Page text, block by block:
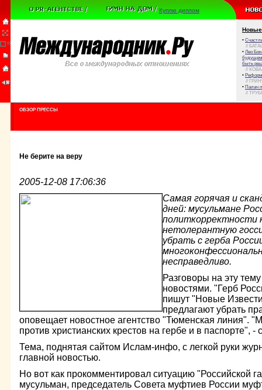
Куплю диплом
Новые
•
//
• Лео
будущем
быть
//
•
//
• Палач
//
ОБЗОР ПРЕССЫ
Не берите на веру
2005-12-08 17:06:36
Самая горячая и
дней: мусульмане
политкорректности
нетолерантную
убрать с герба
несправедливо.
Разговоры на эту
новостями. "Герб
пишут "Новые
предлагают убрать
оповещает новостное агентство "Тюменская линия".
против христианских крестов на гербе и в паспорте", -
Тема, поднятая сайтом Ислам-инфо, с легкой руки
главной новостью.
Но вот как прокомментировал ситуацию "Российской
мусульман, председатель Совета муфтиев России